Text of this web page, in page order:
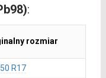
:
rozmiar
R17